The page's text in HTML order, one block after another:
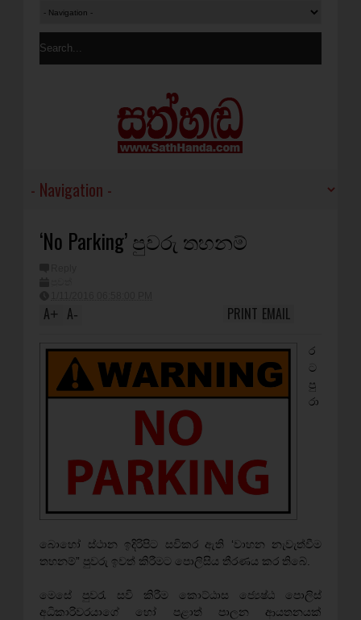
‘No Parking’ පුවරු තහනම්
A+ A- EMAIL
PRINT
ර
ට
පු
රා
බොහෝ ස්ථාන ඉදිරිපිට සවිකර ඇති ‘වාහන නැවැත්වීම
තහනම්” පුවරු ඉවත් කිරීමට පොලිසිය තීරණය කර තිබේ.
මෙසේ පුවරැ සවි කිරීම කොට්ඨාස ජ්‍යෙෂ්ඨ පොලිස්
අධිකාරිවරයාගේ හෝ පළාත් පාලන ආයතනයක්